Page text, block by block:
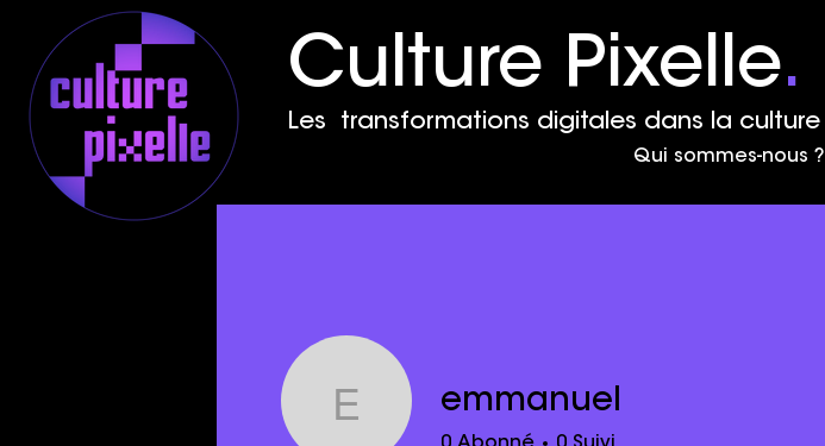
Culture Pixelle.
Les transformations digitales dans la culture
Qui sommes-nous ?
emmanuel
emmanuel